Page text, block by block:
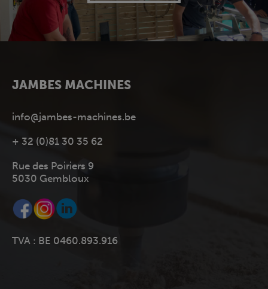
JAMBES MACHINES
info@jambes-machines.be
+ 32 (0)81 30 35 62
Rue des Poiriers 9
5030 Gembloux
TVA : BE 0460.893.916